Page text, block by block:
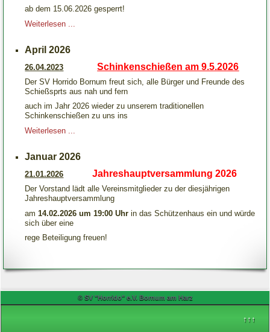
ab dem 15.06.2026 gesperrt!
Weiterlesen ...
April 2026
26.04.2023 Schinkenschießen am 9.5.2026
Der SV Horrido Bornum freut sich, alle Bürger und Freunde des
Schießsprts aus nah und fern
auch im Jahr 2026 wieder zu unserem traditionellen
Schinkenschießen zu uns ins
Weiterlesen ...
Januar 2026
21.01.2026 Jahreshauptversammlung 2026
Der Vorstand lädt alle Vereinsmitglieder zu der diesjährigen
Jahreshauptversammlung
am14.02.2026 um 19:00 Uhr in das Schützenhaus ein und würde
sich über eine
rege Beteiligung freuen!
© SV "Horrido" e.V. Bornum am Harz
↑↑↑